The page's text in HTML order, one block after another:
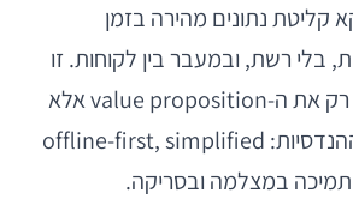
קליטת נתונים מהירה בזמן
בלי רשת, ובמעבר בין לקוחות. זו
תובנה שמשנה לא רק את ה-value proposition אלא
גם את ההחלטות ההנדסיות: offline-first, simplified